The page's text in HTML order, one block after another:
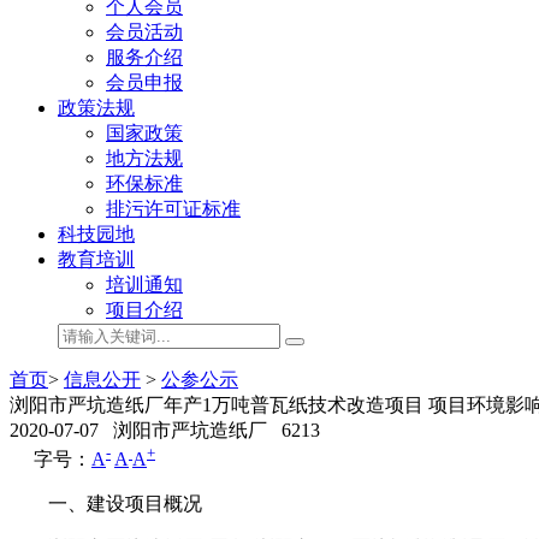
个人会员
会员活动
服务介绍
会员申报
政策法规
国家政策
地方法规
环保标准
排污许可证标准
科技园地
教育培训
培训通知
项目介绍
首页> 信息公开 > 公参公示
浏阳市严坑造纸厂年产1万吨普瓦纸技术改造项目 项目环境影
2020-07-07 浏阳市严坑造纸厂 6213
字号： A- A A+
一、建设项目概况